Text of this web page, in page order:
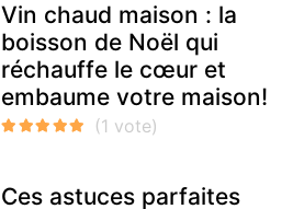
Vin chaud maison : la
boisson de Noël qui
réchauffe le cœur et
embaume votre maison!
Ces astuces parfaites